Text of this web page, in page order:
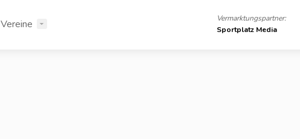
Vereine
Vermarktungspartner:
Sportplatz Media